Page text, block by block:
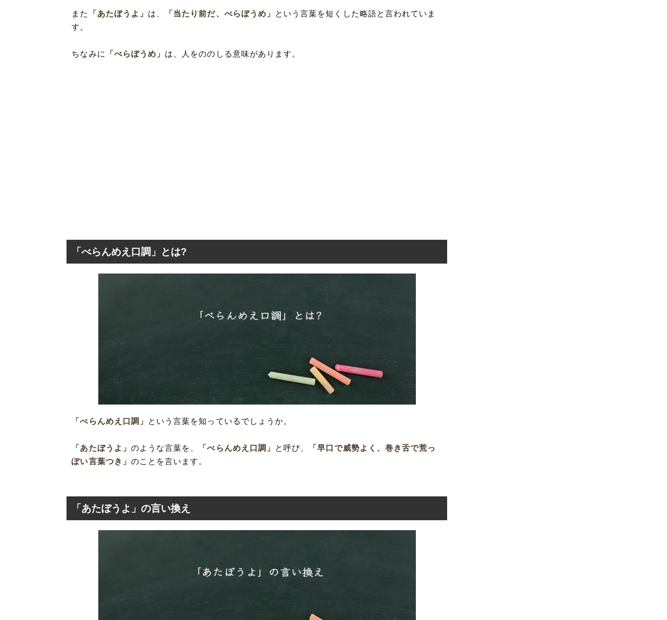
また 「あたぼうよ」 は、 「当たり前だ、べらぼうめ」
という言葉を短くした略語と言われていま
す。
ちなみに 「べらぼうめ」 は、人をののしる意味があります。
「べらんめえ口調」とは?
「べらんめえ口調」 という言葉を知っているでしょうか。
「あたぼうよ」 のような言葉を、 「べらんめえ口調」 と呼び、
「早口で威勢よく、巻き舌で荒っ
ぽい言葉つき」 のことを言います。
「あたぼうよ」の言い換え